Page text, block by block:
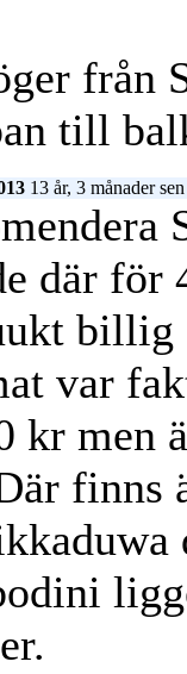
från
till
13 år, 3 månader sen
där för
var
kr men
finns